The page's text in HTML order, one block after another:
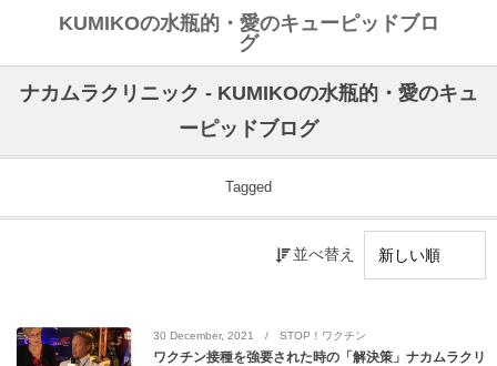
KUMIKOの水瓶的・愛のキューピッドブロ
グ
ナカムラクリニック - KUMIKOの水瓶的・愛のキュ
ーピッドブログ
Tagged
並べ替え
30 December, 2021 STOP！ワクチン
ワクチン接種を強要された時の「解決策」ナカムラクリ